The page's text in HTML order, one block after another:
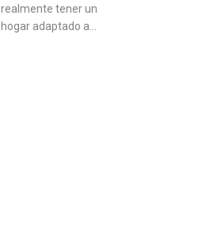
realmente tener un
hogar adaptado a...